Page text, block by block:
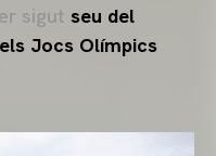
sigut seu del
Jocs Olímpics